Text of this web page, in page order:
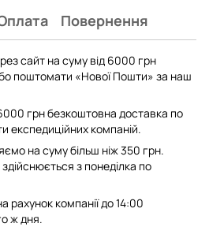
Повернення
сайт на суму від 6000 грн
поштомати «Нової Пошти» за наш
грн безкоштовна доставка по
експедиційних компаній.
на суму більш ніж 350 грн.
з понеділка по
рахунок компанії до 14:00
ж дня.